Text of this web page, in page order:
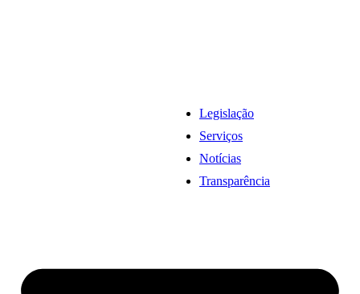
Legislação
Serviços
Notícias
Transparência